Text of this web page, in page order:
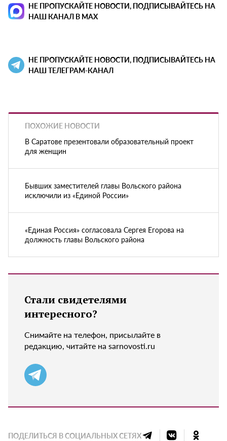
НЕ ПРОПУСКАЙТЕ НОВОСТИ, ПОДПИСЫВАЙТЕСЬ НА
НАШ КАНАЛ В MAX
НЕ ПРОПУСКАЙТЕ НОВОСТИ, ПОДПИСЫВАЙТЕСЬ НА
НАШ ТЕЛЕГРАМ-КАНАЛ
ПОХОЖИЕ НОВОСТИ
В Саратове презентовали образовательный проект
для женщин
Бывших заместителей главы Вольского района
исключили из «Единой России»
«Единая Россия» согласовала Сергея Егорова на
должность главы Вольского района
Стали свидетелями
интересного?
Снимайте на телефон, присылайте в
редакцию, читайте на sarnovosti.ru
ПОДЕЛИТЬСЯ В СОЦИАЛЬНЫХ СЕТЯХ